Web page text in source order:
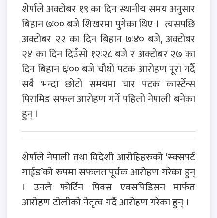
शेर्पाले अक्टोबर १९ का दिन स्थानीय समय अनुसार
बिहान ७ः०० बजे शिखरमा पुगेका थिए । त्यसपछि
अक्टोबर २२ का दिन बिहान ७ः४० बजे, अक्टोबर
२४ का दिन दिउँसो १२ः२८ बजे र अक्टोबर २७ का
दिन बिहान ६ः०० बजे चौथो पटक आरोहण पूरा गर्दै
सबै भन्दा छोटो समयमा चार पटक कार्स्टेन्स
पिरामिड सफल आरोहण गर्ने पहिलो नेपाली बनेका
हुन् ।
शेर्पाले नेपाली तथा विदेशी आरोहिहरुको ‘स्क्सपर्ट
गाईड’को रुपमा सफलतापूर्वक आरोहण गरेका हुन्
। उनले फोर्टिन पिक्स एक्सपिडिसन मार्फत
आरोहण टोलीको नेतृत्व गर्दै आरोहण गरेका हुन् ।